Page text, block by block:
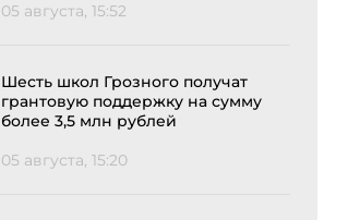
05 августа, 15:52
Шесть школ Грозного получат
грантовую поддержку на сумму
более 3,5 млн рублей
05 августа, 15:20